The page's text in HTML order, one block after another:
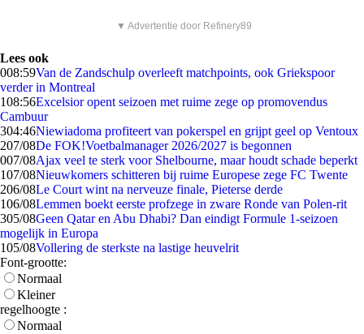
▼ Advertentie door Refinery89
Lees ook
008:59Van de Zandschulp overleeft matchpoints, ook Griekspoor
verder in Montreal
108:56Excelsior opent seizoen met ruime zege op promovendus
Cambuur
304:46Niewiadoma profiteert van pokerspel en grijpt geel op Ventoux
207/08De FOK!Voetbalmanager 2026/2027 is begonnen
007/08Ajax veel te sterk voor Shelbourne, maar houdt schade beperkt
107/08Nieuwkomers schitteren bij ruime Europese zege FC Twente
206/08Le Court wint na nerveuze finale, Pieterse derde
106/08Lemmen boekt eerste profzege in zware Ronde van Polen-rit
305/08Geen Qatar en Abu Dhabi? Dan eindigt Formule 1-seizoen
mogelijk in Europa
105/08Vollering de sterkste na lastige heuvelrit
Font-grootte:
Normaal
Kleiner
regelhoogte :
Normaal